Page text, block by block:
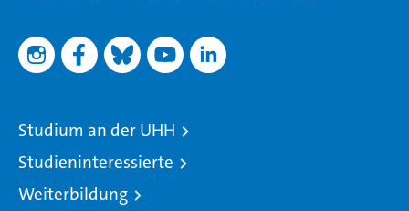
Studium an der UHH
Studieninteressierte
Weiterbildung